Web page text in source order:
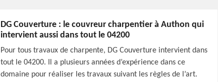
DG Couverture : le couvreur charpentier à Authon qui
intervient aussi dans tout le 04200
Pour tous travaux de charpente, DG Couverture intervient dans
tout le 04200. Il a plusieurs années d’expérience dans ce
domaine pour réaliser les travaux suivant les règles de l’art.